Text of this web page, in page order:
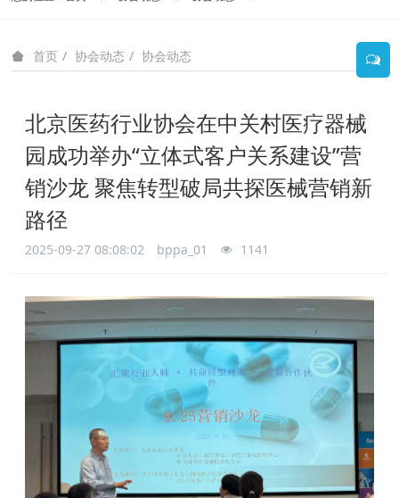
首页 协会动态 协会动态
北京医药行业协会在中关村医疗器械
园成功举办“立体式客户关系建设”营
销沙龙 聚焦转型破局共探医械营销新
路径
2025-09-27 08:08:02 bppa_01 1141